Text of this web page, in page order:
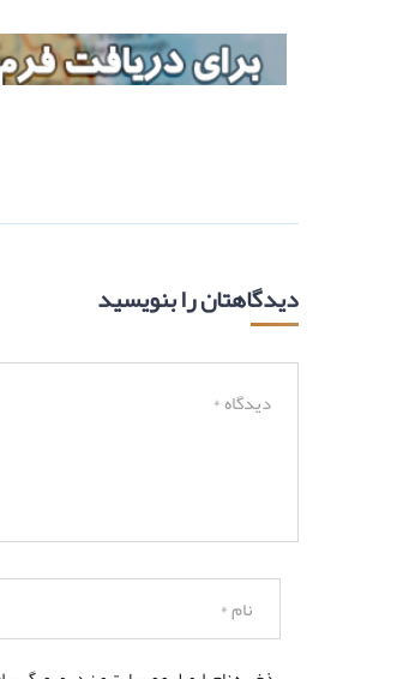
دیدگاهتان را بنویسید